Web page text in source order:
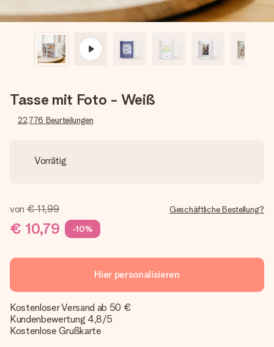
Tasse mit Foto - Weiß
22,776 Beurteilungen
Vorrätig
von € 11,99
€ 10,79 -10%
Geschäftliche Bestellung?
Hier personalisieren
Kostenloser Versand ab 50 €
Kundenbewertung 4,8/5
Kostenlose Grußkarte